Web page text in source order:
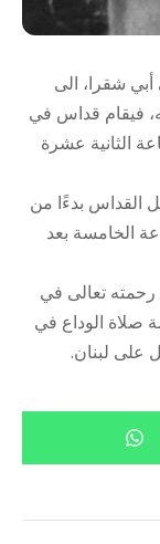
شقرا، الى
فيقام قداس في
الثانية عشرة
القداس بدءًا من
الخامسة بعد
رحمته تعالى في
صلاة الوداع في
على لبنان.